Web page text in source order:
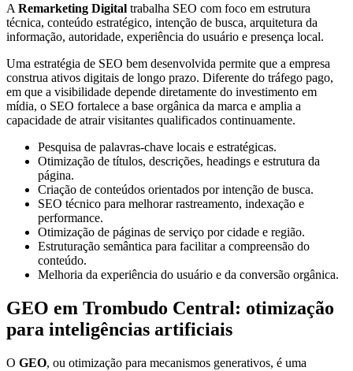
A Remarketing Digital trabalha SEO com foco em estrutura
técnica, conteúdo estratégico, intenção de busca, arquitetura da
informação, autoridade, experiência do usuário e presença local.
Uma estratégia de SEO bem desenvolvida permite que a empresa
construa ativos digitais de longo prazo. Diferente do tráfego pago,
em que a visibilidade depende diretamente do investimento em
mídia, o SEO fortalece a base orgânica da marca e amplia a
capacidade de atrair visitantes qualificados continuamente.
Pesquisa de palavras-chave locais e estratégicas.
Otimização de títulos, descrições, headings e estrutura da
página.
Criação de conteúdos orientados por intenção de busca.
SEO técnico para melhorar rastreamento, indexação e
performance.
Otimização de páginas de serviço por cidade e região.
Estruturação semântica para facilitar a compreensão do
conteúdo.
Melhoria da experiência do usuário e da conversão orgânica.
GEO em Trombudo Central: otimização
para inteligências artificiais
O GEO, ou otimização para mecanismos generativos, é uma